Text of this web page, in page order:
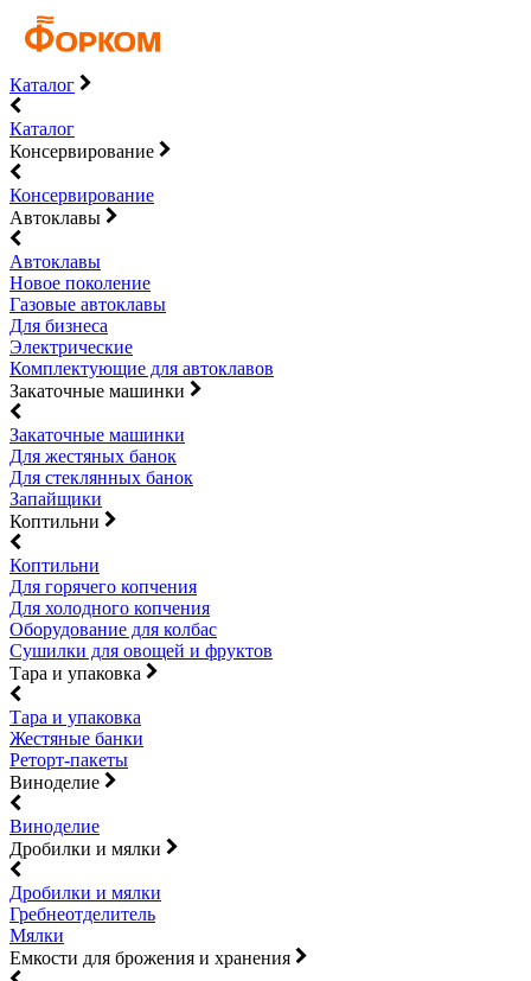
Каталог
Каталог
Консервирование
Консервирование
Автоклавы
Автоклавы
Новое поколение
Газовые автоклавы
Для бизнеса
Электрические
Комплектующие для автоклавов
Закаточные машинки
Закаточные машинки
Для жестяных банок
Для стеклянных банок
Запайщики
Коптильни
Коптильни
Для горячего копчения
Для холодного копчения
Оборудование для колбас
Сушилки для овощей и фруктов
Тара и упаковка
Тара и упаковка
Жестяные банки
Реторт-пакеты
Виноделие
Виноделие
Дробилки и мялки
Дробилки и мялки
Гребнеотделитель
Мялки
Емкости для брожения и хранения